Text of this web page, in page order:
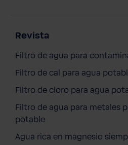
ADA Eco Boutique
y cuerpo 300 ml
11,90 €
Contenido:1 pza.
Revista
Filtro de agua para
Filtro de cal para agua
Filtro de cloro para agua
Filtro de agua para metales
potable
Agua rica en magnesio